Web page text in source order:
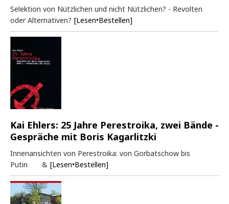
Selektion von Nützlichen und nicht Nützlichen? - Revolten
oder Alternativen? [Lesen•Bestellen]
Kai Ehlers: 25 Jahre Perestroika, zwei Bände -
Gespräche mit Boris Kagarlitzki
Innenansichten von Perestroika: von Gorbatschow bis
Putin & [Lesen•Bestellen]